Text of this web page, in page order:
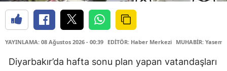
YAYINLAMA: 08 Ağustos 2026 - 00:39 EDİTÖR: Haber Merkezi MUHABİR:
Diyarbakır’da hafta sonu plan yapan vatandaşları